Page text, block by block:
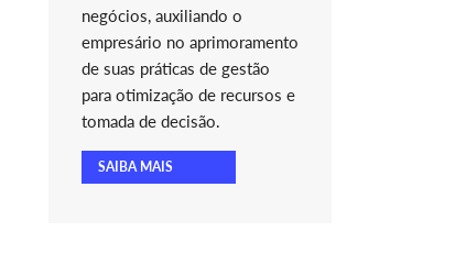
negócios, auxiliando o
empresário no aprimoramento
de suas práticas de gestão
para otimização de recursos e
tomada de decisão.
SAIBA MAIS